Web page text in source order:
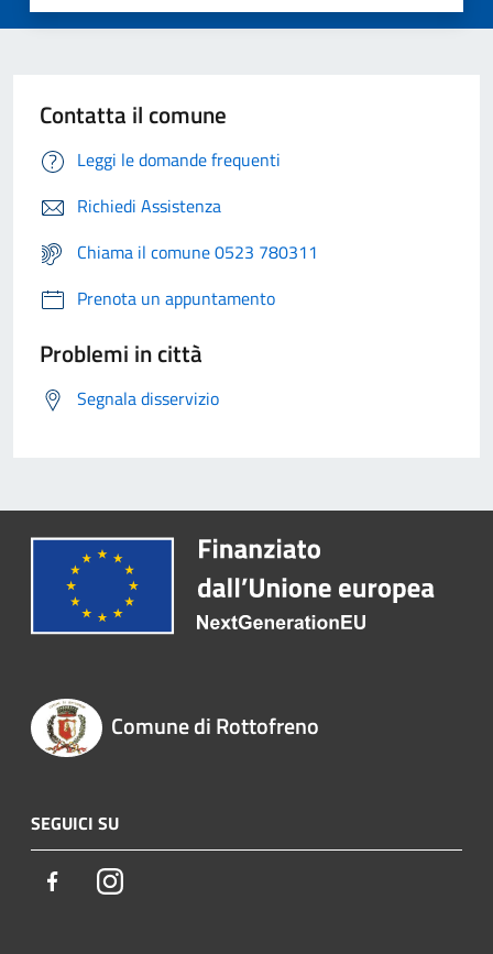
Contatta il comune
Leggi le domande frequenti
Richiedi Assistenza
Chiama il comune 0523 780311
Prenota un appuntamento
Problemi in città
Segnala disservizio
Comune di Rottofreno
SEGUICI SU
FacebookInstagram